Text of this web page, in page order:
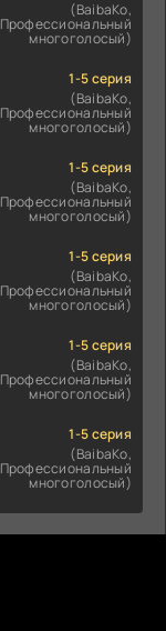
(BaibaKo,
Профессиональный
многоголосый)
1-5 серия
(BaibaKo,
Профессиональный
многоголосый)
1-5 серия
(BaibaKo,
Профессиональный
многоголосый)
1-5 серия
(BaibaKo,
Профессиональный
многоголосый)
1-5 серия
(BaibaKo,
Профессиональный
многоголосый)
1-5 серия
(BaibaKo,
Профессиональный
многоголосый)